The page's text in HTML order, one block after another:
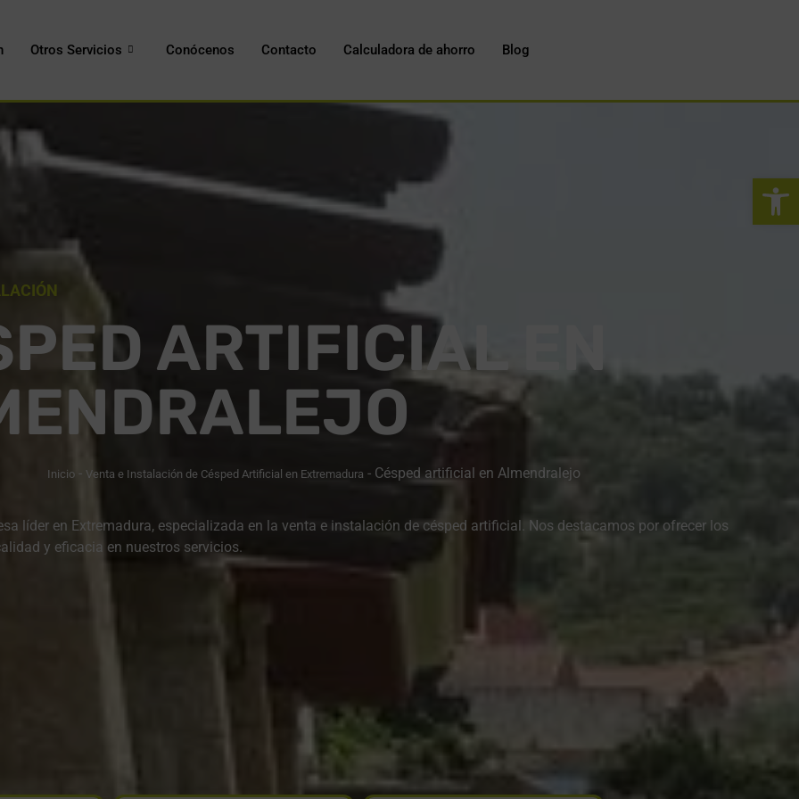
Abrir
Otros Servicios Conócenos Contacto Calculadora de ahorro Blog
ARTIFICIAL EN
Inicio- Venta e Instalación de Césped Artificial en Extremadura - Césped artificial en Almendralejo
líder en Extremadura, especializada en la venta e instalación de césped artificial. Nos destacamos por ofrecer los
y eficacia en nuestros servicios.